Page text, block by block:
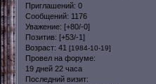
Приглашений: 0
Сообщений: 1176
Уважение: [+80/-0]
Позитив: [+53/-1]
Возраст: 41 [1984-10-19]
Провел на форуме:
19 дней 22 часа
Последний визит: